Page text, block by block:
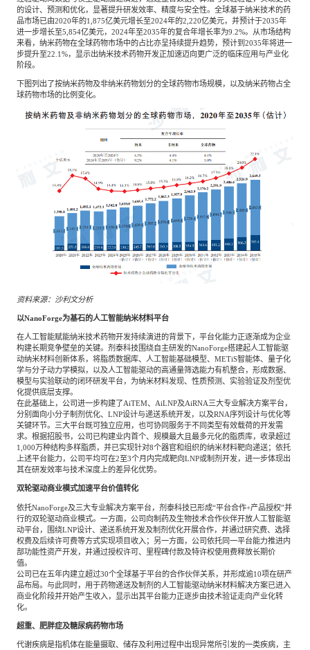
的设计、预测和优化，显著提升研发效率、精度与安全性。全球基于纳米技术的药
品市场已由2020年的1,875亿美元增长至2024年的2,220亿美元，并预计于2035年
进一步增长至5,854亿美元，2024年至2035年的复合年增长率为9.2%。从市场结构
来看，纳米药物在全球药物市场中的占比亦呈持续提升趋势，预计到2035年将进一
步提升至22.1%，显示出纳米技术药物开发正加速迈向更广泛的临床应用与产业化
阶段。
下图列出了按纳米药物及非纳米药物划分的全球药物市场规模，以及纳米药物占全
球药物市场的比例变化。
资料来源：沙利文分析
以NanoForge为基石的人工智能纳米材料平台
在人工智能赋能纳米技术药物开发持续演进的背景下，平台化能力正逐渐成为企业
构建长期竞争壁垒的关键。剂泰科技围绕自主研发的NanoForge搭建起人工智能驱
动纳米材料创新体系，将脂质数据库、人工智能基础模型、METiS智能体、量子化
学与分子动力学模拟，以及人工智能驱动的高通量筛选能力有机整合，形成数据、
模型与实验联动的闭环研发平台，为纳米材料发现、性质预测、实验验证及剂型优
化提供底层支撑。
在此基础上，公司进一步构建了 AiTEM、AiLNP及AiRNA三大专业解决方案平台，
分别面向小分子制剂优化、LNP设计与递送系统开发，以及RNA序列设计与优化等
关键环节。三大平台既可独立应用，也可协同服务于不同类型有效载荷的开发需
求。根据招股书，公司已构建业内首个、规模最大且最多元化的脂质库，收录超过
1,000万种结构多样脂质，并已实现针对8个器官和组织的纳米材料靶向递送；依托
上述平台能力，公司平均可在2至3个月内完成靶向LNP或制剂开发，进一步体现出
其在研发效率与技术深度上的差异化优势。
双轮驱动商业模式加速平台价值转化
依托NanoForge及三大专业解决方案平台，剂泰科技已形成“平台合作+产品授权”并
行的双轮驱动商业模式。一方面，公司向制药及生物技术合作伙伴开放人工智能驱
动平台，围绕LNP设计、递送系统开发及制剂优化开展合作，并通过研究费、选择
权费及后续许可费等方式实现项目收入；另一方面，公司依托同一平台能力推进内
部功能性资产开发，并通过授权许可、里程碑付款及特许权使用费释放长期价
值。
公司已在五年内建立超过30个全球基于平台的合作伙伴关系，并形成逾10项在研产
品布局。与此同时，用于药物递送及制剂的人工智能驱动纳米材料解决方案已进入
商业化阶段并开始产生收入，显示出其平台能力正逐步由技术验证走向产业化转
化。
超重、肥胖症及糖尿病药物市场
代谢疾病是指机体在能量摄取、储存及利用过程中出现异常所引发的一类疾病，主